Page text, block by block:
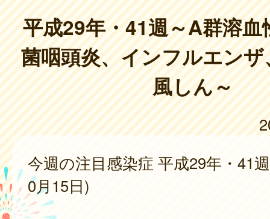
平成29年・41週～A群溶血
菌咽頭炎、インフルエン
風しん～
今週の注目感染症 平成29年・41
0月15日)